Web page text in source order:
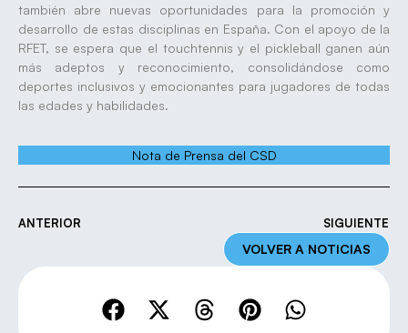
también abre nuevas oportunidades para la promoción y
desarrollo de estas disciplinas en España. Con el apoyo de la
RFET, se espera que el touchtennis y el pickleball ganen aún
más adeptos y reconocimiento, consolidándose como
deportes inclusivos y emocionantes para jugadores de todas
las edades y habilidades.
Nota de Prensa del CSD
ANTERIOR SIGUIENTE
VOLVER A NOTICIAS